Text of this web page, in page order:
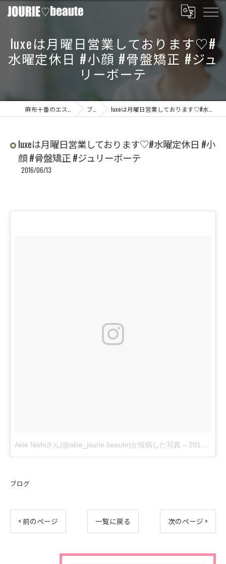
luxeは月曜日営業しております♡#
水曜定休日 #小顔 #骨盤矯正 #ジュ
リーボーテ
ブログ luxeは月曜日営業しております♡#水曜定休日 #小顔 #骨盤矯正 #ジュリーボーテ
luxeは月曜日営業しております♡#水曜定休日 #小
顔 #骨盤矯正 #ジュリーボーテ
2016/06/13
Akie Nishiさん(@akie_jourie.beaute)が投稿した写真 – 2016 Jun 12 8:59pm PDT
ブログ
< 前のページ 一覧に戻る 次のページ >